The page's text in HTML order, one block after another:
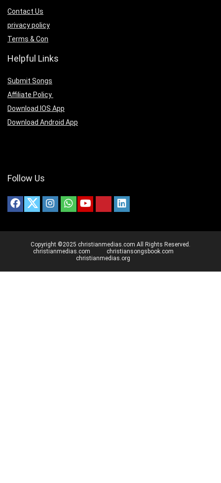
Contact Us
privacy policy
Terms & Con
Helpful Links
Submit Songs
Affiliate Policy
Download IOS App
Download Android App
Follow Us
Copyright ©2025 christianmedias.com All Rights Reserved.
christianmedias.com
christiansongsbook.com
christianmedias.org